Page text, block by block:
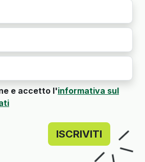
e accetto l'informativa sul
ISCRIVITI